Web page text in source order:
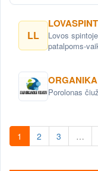
LL
Lovos
patalpoms-
Porolonas
1 2 3 …